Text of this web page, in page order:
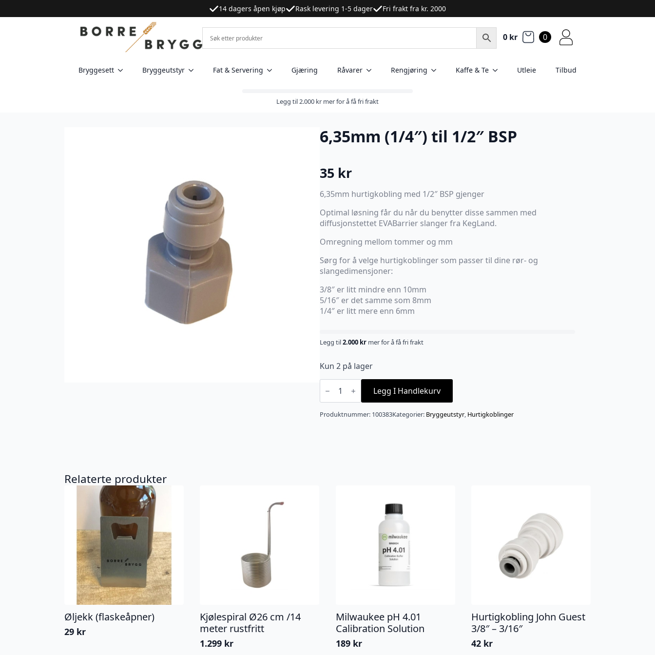
14 dagers åpen kjøp Rask levering 1-5 dager Fri frakt fra kr. 2000
0 kr 0
Bryggesett Bryggeutstyr Fat & Servering Gjæring Råvarer Rengjøring Kaffe & Te Utleie Tilbud
Legg til2.000 kr mer for å få fri frakt
6,35mm (1/4″) til 1/2″ BSP
35 kr
6,35mm hurtigkobling med 1/2″ BSP gjenger
Optimal løsning får du når du benytter disse sammen med
diffusjonstettet EVABarrier slanger fra KegLand.
Omregning mellom tommer og mm
Sørg for å velge hurtigkoblinger som passer til dine rør- og
slangedimensjoner:
3/8″ er litt mindre enn 10mm
5/16″ er det samme som 8mm
1/4″ er litt mere enn 6mm
Legg til2.000 kr mer for å få fri frakt
Kun 2 på lager
6,35mm
(1/4")
1/2"
BSP
Legg I Handlekurv
Produktnummer: 100383Kategorier: Bryggeutstyr, Hurtigkoblinger
Relaterte produkter
Øljekk (flaskeåpner)
29 kr
Kjølespiral Ø26 cm /14
meter rustfritt
1.299 kr
Milwaukee pH 4.01
Calibration Solution
189 kr
Hurtigkobling John Guest
3/8″ – 3/16″
42 kr